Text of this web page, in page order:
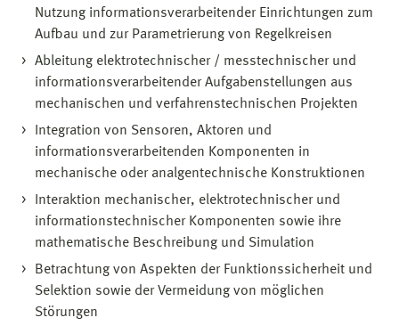
Nutzung informationsverarbeitender Einrichtungen zum
Aufbau und zur Parametrierung von Regelkreisen
Ableitung elektrotechnischer / messtechnischer und
informationsverarbeitender Aufgabenstellungen aus
mechanischen und verfahrenstechnischen Projekten
Integration von Sensoren, Aktoren und
informationsverarbeitenden Komponenten in
mechanische oder analgentechnische Konstruktionen
Interaktion mechanischer, elektrotechnischer und
informationstechnischer Komponenten sowie ihre
mathematische Beschreibung und Simulation
Betrachtung von Aspekten der Funktionssicherheit und
Selektion sowie der Vermeidung von möglichen
Störungen